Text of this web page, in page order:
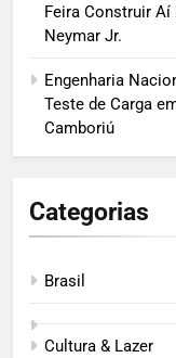
Feira Construir
Neymar Jr.
Engenharia
Teste de Carga
Camboriú
Categorias
Brasil
Cultura & Lazer